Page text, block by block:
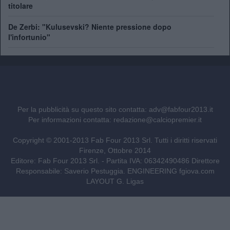
titolare
De Zerbi: "Kulusevski? Niente pressione dopo
l'infortunio"
Per la pubblicità su questo sito contatta: adv@fabfour2013.it
Per informazioni contatta: redazione@calciopremier.it
Copyright © 2001-2013 Fab Four 2013 Srl. Tutti i diritti riservati
Firenze, Ottobre 2014
Editore: Fab Four 2013 Srl. - Partita IVA: 06342490486 Direttore
Responsabile: Saverio Pestuggia. ENGINEERING fgiova.com
LAYOUT G. Ligas